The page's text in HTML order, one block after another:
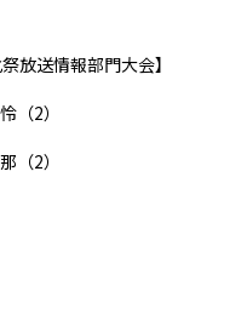
放送情報部門大会】
2）
2）